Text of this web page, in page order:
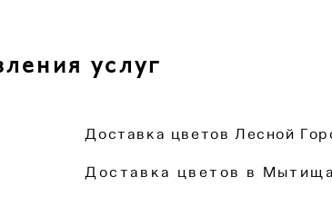
услуг
Доставка цветов Лесной
Доставка цветов в